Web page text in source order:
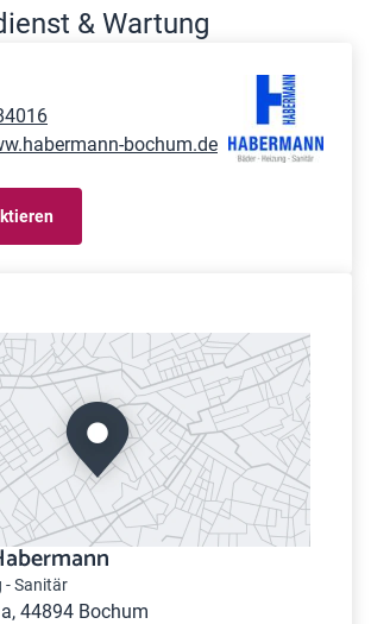
& Wartung
bochum.de
- Sanitär
44894 Bochum